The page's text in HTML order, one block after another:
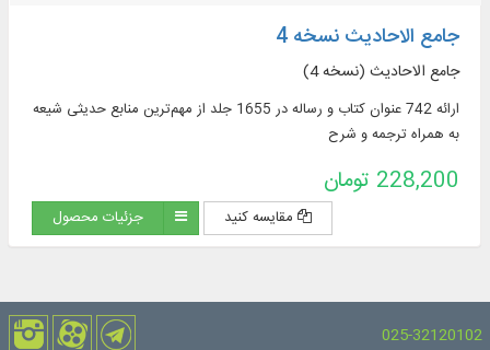
جامع الاحادیث نسخه 4
جامع الاحادیث (نسخه 4)
ارائه 742 عنوان کتاب و رساله در 1655 جلد از مهم‌ترین منابع حدیثی شیعه
به همراه ترجمه و شرح
228,200 تومان
مقایسه کنید جزئیات محصول
025-32120102